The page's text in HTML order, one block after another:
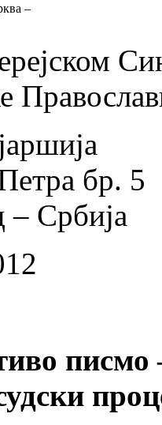
–
бр. 5
– Србија
писмо